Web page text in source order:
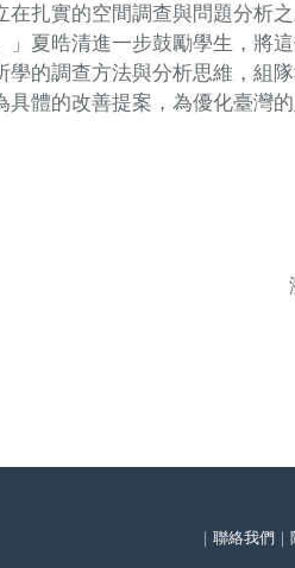
扎實的空間調查與問題分析之
夏晧清進一步鼓勵學生，將
的調查方法與分析思維，組
體的改善提案，為優化臺灣
｜ 聯絡我們 ｜